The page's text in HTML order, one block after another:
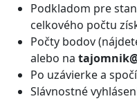
Podkladom pre
celkového počtu
Počty bodov
alebo na
Po uzávierke a
Slávnostné